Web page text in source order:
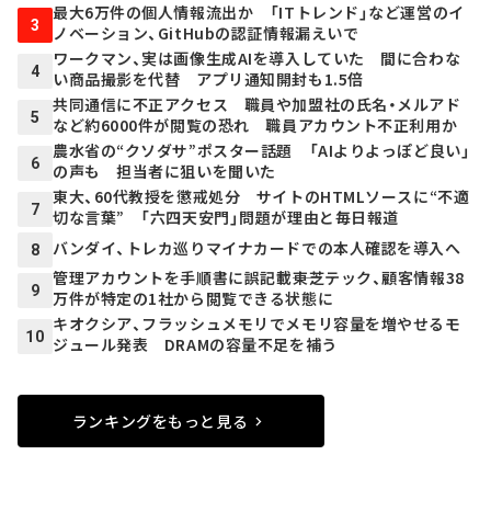
3
最大6万件の個人情報流出か 「ITトレンド」など運営のイ
ノベーション、GitHubの認証情報漏えいで
4
ワークマン、実は画像生成AIを導入していた 間に合わな
い商品撮影を代替 アプリ通知開封も1.5倍
5
共同通信に不正アクセス 職員や加盟社の氏名・メルアド
など約6000件が閲覧の恐れ 職員アカウント不正利用か
6
農水省の“クソダサ”ポスター話題 「AIよりよっぽど良い」
の声も 担当者に狙いを聞いた
7
東大、60代教授を懲戒処分 サイトのHTMLソースに“不適
切な言葉” 「六四天安門」問題が理由と毎日報道
8 バンダイ、トレカ巡りマイナカードでの本人確認を導入へ
9
管理アカウントを手順書に誤記載――東芝テック、顧客情報38
万件が特定の1社から閲覧できる状態に
10
キオクシア、フラッシュメモリでメモリ容量を増やせるモ
ジュール発表 DRAMの容量不足を補う
ランキングをもっと見る